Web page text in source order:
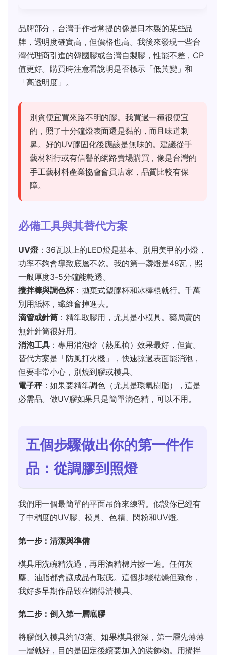
品牌部分，台灣手作者常提的像是日本製的某些品
牌，透明度確實高，但價格也高。我後來發現一些台
灣代理商引進的韓國膠或台灣自製膠，性能不差，CP
值更好。購買時注意看說明是否標示「低黃變」和
「高透明度」。
別貪便宜買來路不明的膠。我買過一種很便宜
的，照了十分鐘燈表面還是黏的，而且味道刺
鼻。好的UV膠固化後應該是無味的。建議從手
藝材料行或有信譽的網路賣場購買，像是台灣的
手工藝材料產業協會會員店家，品質比較有保
障。
必備工具與其替代方案
UV燈：36瓦以上的LED燈是基本。別用美甲的小燈，
功率不夠會導致底層不乾。我的第一盞燈是48瓦，照
一般厚度3-5分鐘能乾透。
攪拌棒與調色杯：拋棄式塑膠杯和冰棒棍就行。千萬
別用紙杯，纖維會掉進去。
滴管或針筒 ：精準取膠用，尤其是小模具。藥局賣的
無針針筒很好用。
消泡工具 ：專用消泡槍（熱風槍）效果最好，但貴。
替代方案是「防風打火機」，快速掠過表面能消泡，
但要非常小心，別燒到膠或模具。
電子秤：如果要精準調色（尤其是環氧樹脂），這是
必需品。做UV膠如果只是簡單滴色精，可以不用。
五個步驟做出你的第一件作
品：從調膠到照燈
我們用一個最簡單的平面吊飾來練習。假設你已經有
了中稠度的UV膠、模具、色精、閃粉和UV燈。
第一步：清潔與準備
模具用洗碗精洗過，再用酒精棉片擦一遍。任何灰
塵、油脂都會讓成品有瑕疵。這個步驟枯燥但致命，
我好多早期作品毀在懶得清模具。
第二步：倒入第一層底膠
將膠倒入模具約1/3滿。如果模具很深，第一層先薄薄
一層就好，目的是固定後續要加入的裝飾物。用攪拌